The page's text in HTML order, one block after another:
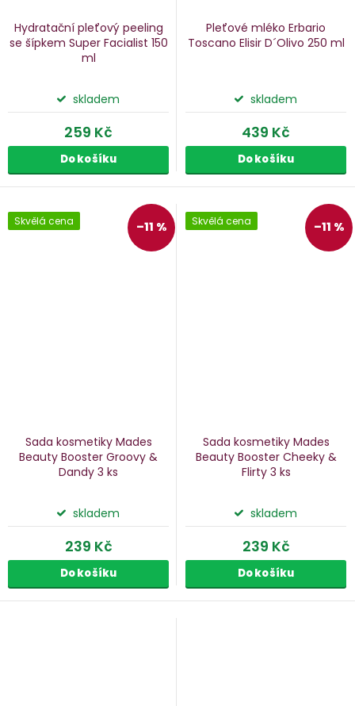
Hydratační pleťový peeling
se šípkem Super Facialist 150
ml
skladem
259 Kč
Do košíku
Pleťové mléko Erbario
Toscano Elisir D´Olivo 250 ml
skladem
439 Kč
Do košíku
Skvělá cena –11 %
Sada kosmetiky Mades
Beauty Booster Groovy &
Dandy 3 ks
skladem
239 Kč
Do košíku
Skvělá cena –11 %
Sada kosmetiky Mades
Beauty Booster Cheeky &
Flirty 3 ks
skladem
239 Kč
Do košíku